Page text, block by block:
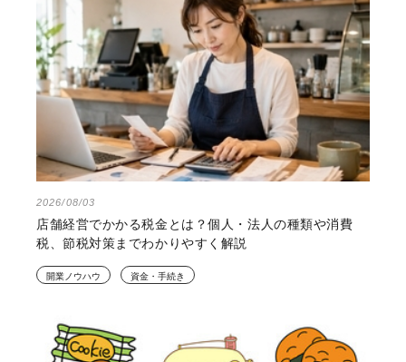
2026/08/03
店舗経営でかかる税金とは？個人・法人の種類や消費
税、節税対策までわかりやすく解説
開業ノウハウ 資金・手続き